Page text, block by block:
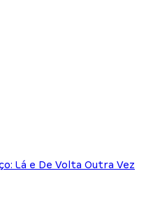
Lá e De Volta Outra Vez